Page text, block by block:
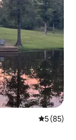
5 av 5 i
5 (85)